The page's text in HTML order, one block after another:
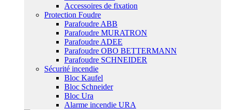
Accessoires de fixation
Protection Foudre
Parafoudre ABB
Parafoudre MURATRON
Parafoudre ADEE
Parafoudre OBO BETTERMANN
Parafoudre SCHNEIDER
Sécurité incendie
Bloc Kaufel
Bloc Schneider
Bloc Ura
Alarme incendie URA